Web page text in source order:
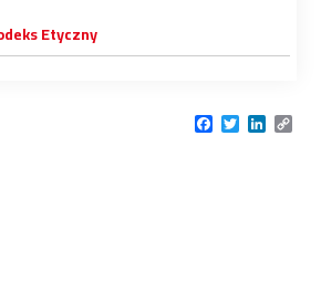
Etyczny
Facebook
Twitter
Link